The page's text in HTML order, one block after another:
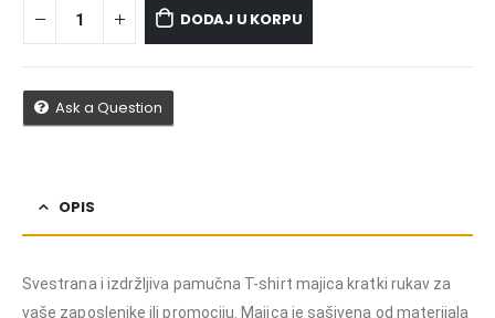
DODAJ U KORPU
Ask a Question
OPIS
Svestrana i izdržljiva pamučna T-shirt majica kratki rukav za
vaše zaposlenike ili promociju. Majica je sašivena od materijala